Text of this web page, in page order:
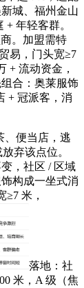
城、福州金山
年轻客群。
。加盟需特
易，门头宽≥7
+ 流动资金，
合：奥莱服饰
+ 冠派客，消
便当店，逃
弃该点位。
，社区 / 区域
构成一坐式消
≥7 米，
落地：社
米，A 级（焦